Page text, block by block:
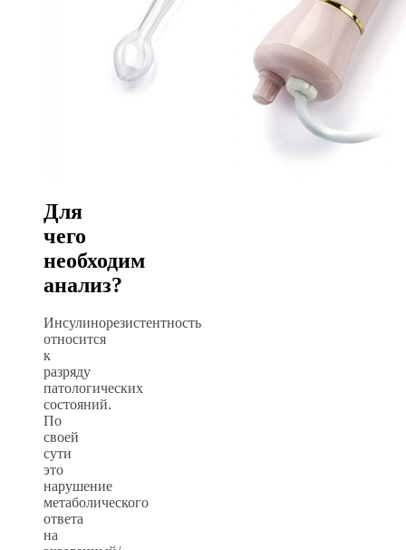
Для
чего
необходим
анализ?
Инсулинорезистентность
относится
к
разряду
патологических
состояний.
По
своей
сути
это
нарушение
метаболического
ответа
на